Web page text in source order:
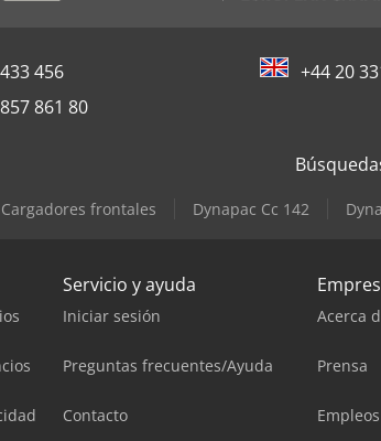
456 +44 20
861 80
Cargadores frontales Dynapac Cc 142
Servicio y ayuda
Iniciar sesión
Preguntas frecuentes/Ayuda
Contacto
Acerca
Prensa
Empleos